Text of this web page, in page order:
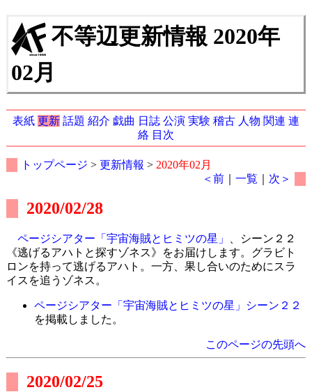
不等辺更新情報 2020年
02月
表紙 更新 話題 紹介 戯曲 日誌 公演 実験 稽古 人物 関連 連
絡 目次
トップページ > 更新情報 > 2020年02月
＜前 ｜一覧 次＞
2020/02/28
ページシアター「宇宙海賊とヒミツの星」
、シーン２２
《逃げるアハトと探すゾネス》をお届けします。グラビト
ロンを持って逃げるアハト。一方、果し合いのためにスラ
イスを追うゾネス。
ページシアター「宇宙海賊とヒミツの星」シーン２２
を掲載しました。
このページの先頭へ
2020/02/25